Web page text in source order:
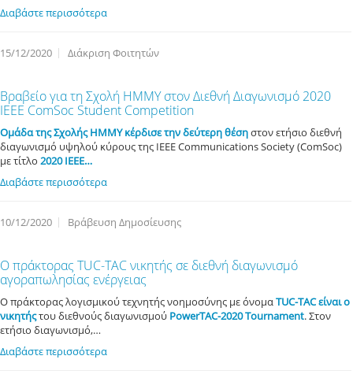
Διαβάστε περισσότερα
15/12/2020 Διάκριση Φοιτητών
Βραβείο για τη Σχολή ΗΜΜΥ στον Διεθνή Διαγωνισμό 2020
IEEE ComSoc Student Competition
Ομάδα της Σχολής ΗΜΜΥ κέρδισε την δεύτερη θέσηστον ετήσιο διεθνή
διαγωνισμό υψηλού κύρους της IEEE Communications Society (ComSoc)
με τίτλο 2020 IEEE…
Διαβάστε περισσότερα
10/12/2020 Βράβευση Δημοσίευσης
Ο πράκτορας TUC-TAC νικητής σε διεθνή διαγωνισμό
αγοραπωλησίας ενέργειας
Ο πράκτορας λογισμικού τεχνητής νοημοσύνης με όνομαTUC-TAC είναι ο
νικητήςτου διεθνούς διαγωνισμού PowerTAC-2020 Tournament. Στον
ετήσιο διαγωνισμό,…
Διαβάστε περισσότερα